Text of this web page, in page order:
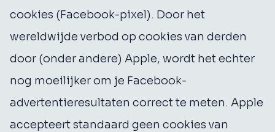
cookies (Facebook-pixel). Door het
wereldwijde verbod op cookies van derden
door (onder andere) Apple, wordt het echter
nog moeilijker om je Facebook-
advertentieresultaten correct te meten. Apple
accepteert standaard geen cookies van